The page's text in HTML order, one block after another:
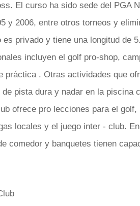
El curso ha sido sede del PGA
y 2006, entre otros torneos y
es privado y tiene una longitud de
incluyen el golf pro-shop,
práctica . Otras actividades que
pista dura y nadar en la piscina
ofrece pro lecciones para el
locales y el juego inter - club.
comedor y banquetes tienen